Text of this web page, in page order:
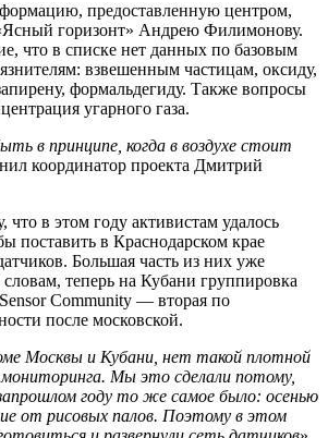
предоставленную центром,
горизонт» Андрею Филимонову.
что в списке нет данных по базовым
взвешенным частицам, оксиду,
формальдегиду. Также вопросы
угарного газа.
в принципе, когда в воздухе стоит
координатор проекта Дмитрий
что в этом году активистам удалось
поставить в Краснодарском крае
Большая часть из них уже
теперь на Кубани группировка
Community — вторая по
после московской.
Москвы и Кубани, нет такой плотной
Мы это сделали потому,
году то же самое было: осенью
от рисовых палов. Поэтому в этом